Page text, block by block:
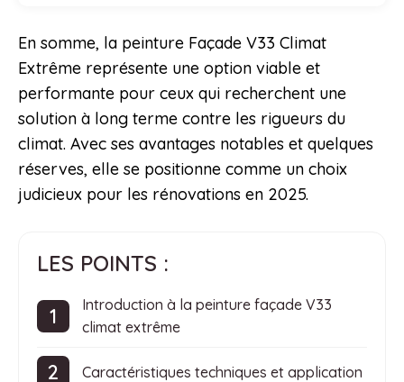
En somme, la peinture Façade V33 Climat
Extrême représente une option viable et
performante pour ceux qui recherchent une
solution à long terme contre les rigueurs du
climat. Avec ses avantages notables et quelques
réserves, elle se positionne comme un choix
judicieux pour les rénovations en 2025.
LES POINTS :
Introduction à la peinture façade V33
climat extrême
Caractéristiques techniques et application